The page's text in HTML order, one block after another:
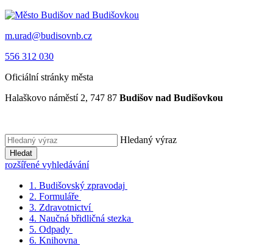
m.urad@budisovnb.cz
556 312 030
Oficiální stránky města
Halaškovo náměstí 2, 747 87 Budišov nad Budišovkou
Hledaný výraz
Hledat
rozšířené vyhledávání
1. Budišovský zpravodaj
2. Formuláře
3. Zdravotnictví
4. Naučná břidličná stezka
5. Odpady
6. Knihovna